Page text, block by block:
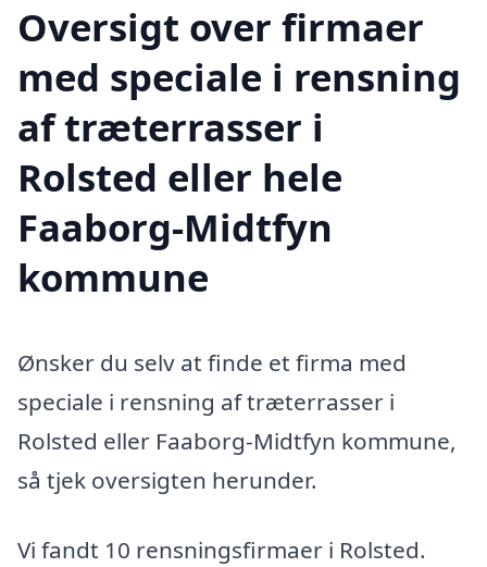
Oversigt over firmaer
med speciale i rensning
af træterrasser i
Rolsted eller hele
Faaborg-Midtfyn
kommune
Ønsker du selv at finde et firma med
speciale i rensning af træterrasser i
Rolsted eller Faaborg-Midtfyn kommune,
så tjek oversigten herunder.
Vi fandt 10 rensningsfirmaer i Rolsted.